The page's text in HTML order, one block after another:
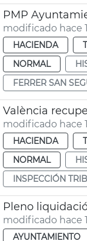
PMP
modificado hace
HACIENDA
NORMAL
FERRER SAN
València
modificado hace
HACIENDA
NORMAL
INSPECCIÓN
Pleno
modificado hace
AYUNTAMIENTO